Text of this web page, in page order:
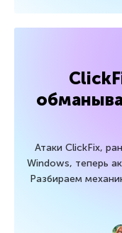
Атаки ClickFix,
Windows, теперь
Разбираем